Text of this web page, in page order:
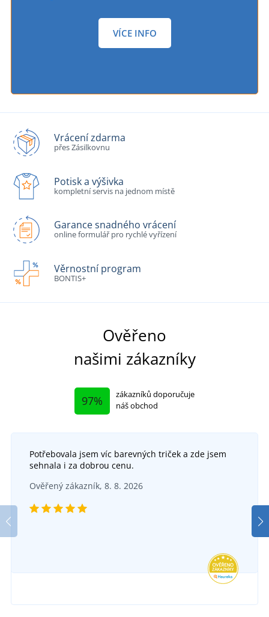
VÍCE INFO
Vrácení zdarma
přes Zásilkovnu
Potisk a výšivka
kompletní servis na jednom místě
Garance snadného vrácení
online formulář pro rychlé vyřízení
Věrnostní program
BONTIS+
Ověřeno
našimi zákazníky
97%
zákazníků doporučuje
náš obchod
Potřebovala jsem víc barevných triček a zde jsem
sehnala i za dobrou cenu.
Ověřený zákazník, 8. 8. 2026